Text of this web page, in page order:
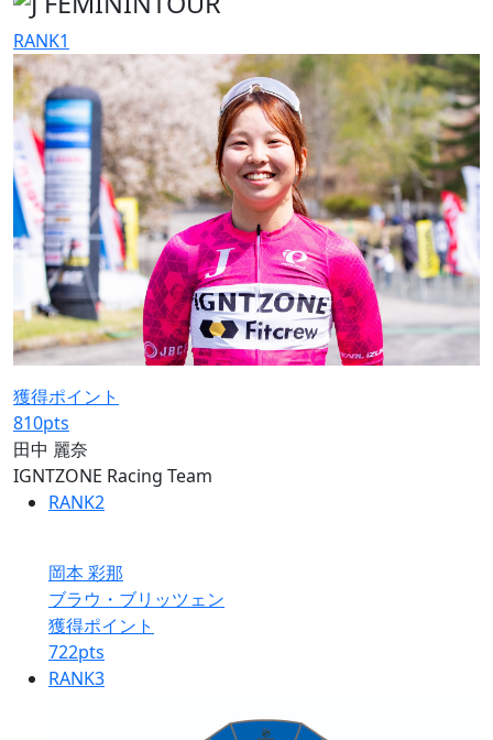
RANK1
獲得ポイント
810pts
田中 麗奈
IGNTZONE Racing Team
RANK2
岡本 彩那
ブラウ・ブリッツェン
獲得ポイント
722pts
RANK3